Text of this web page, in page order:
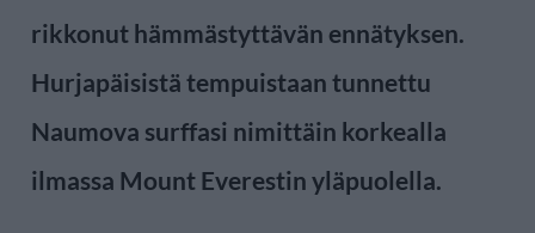
rikkonut hämmästyttävän ennätyksen.
Hurjapäisistä tempuistaan tunnettu
Naumova surffasi nimittäin korkealla
ilmassa Mount Everestin yläpuolella.